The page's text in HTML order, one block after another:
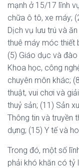
mạnh ở 15/17 lĩnh
chữa ô tô, xe máy;
Dịch vụ lưu trú và
thuê máy móc thiết
(5) Giáo dục và
Khoa học, công
chuyên môn khác;
thuật, vui chơi và
thuỷ sản; (11) Sản
Thông tin và truyền
dựng; (15) Y tế và
Trong đó, một số
phải khó khăn có tỷ